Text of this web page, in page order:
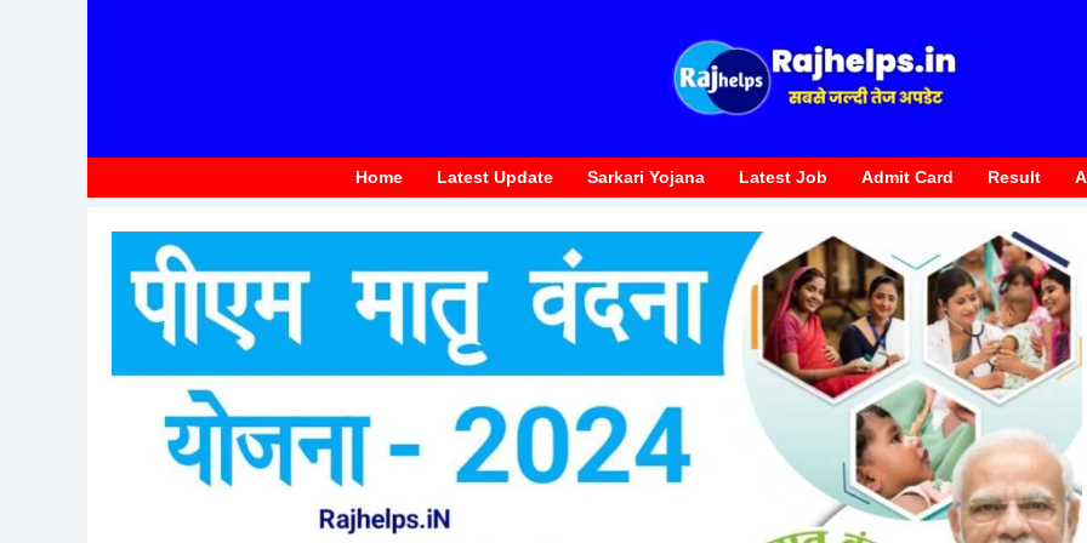
Home Latest Update Sarkari Yojana Latest Job Admit Card Result